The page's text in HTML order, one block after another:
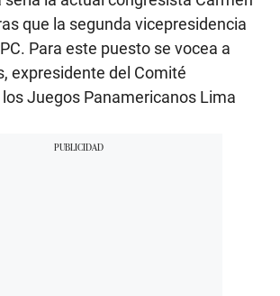
que la segunda vicepresidencia
Para este puesto se vocea a
expresidente del Comité
Juegos Panamericanos Lima